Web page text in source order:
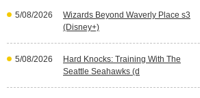
5/08/2026
Wizards Beyond Waverly Place s3
(Disney+)
5/08/2026
Hard Knocks: Training With The
Seattle Seahawks (d